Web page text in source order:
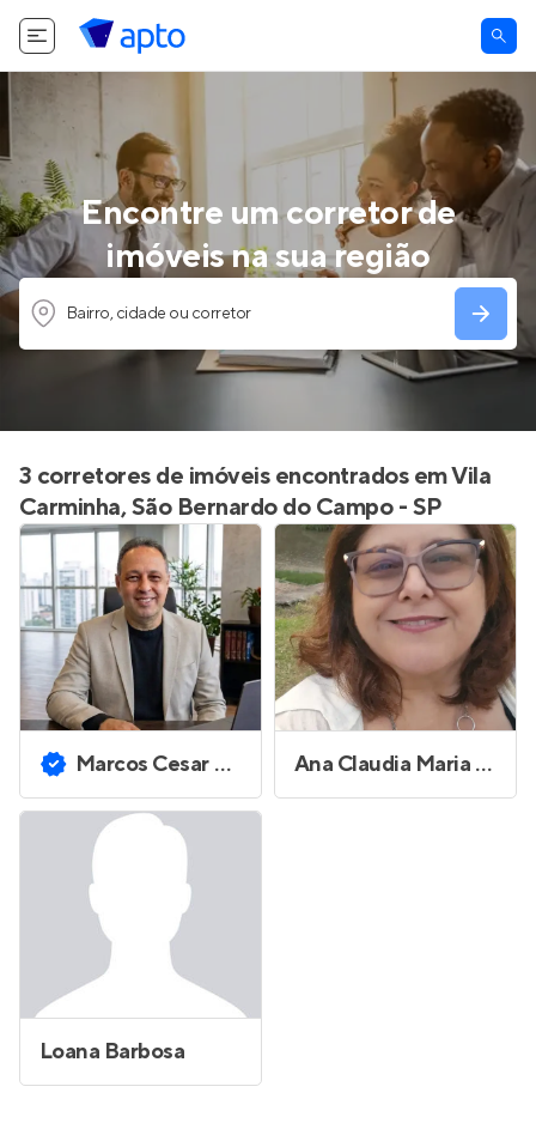
Encontre um corretor de
imóveis na sua região
Bairro, cidade ou corretor
3 corretores de imóveis encontrados em Vila
Carminha, São Bernardo do Campo - SP
Marcos Cesar Rocca Ana Claudia Maria Ferreira Alves
Loana Barbosa